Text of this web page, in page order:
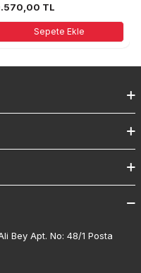
TL
Sepete Ekle
Bey Apt. No: 48/1 Posta